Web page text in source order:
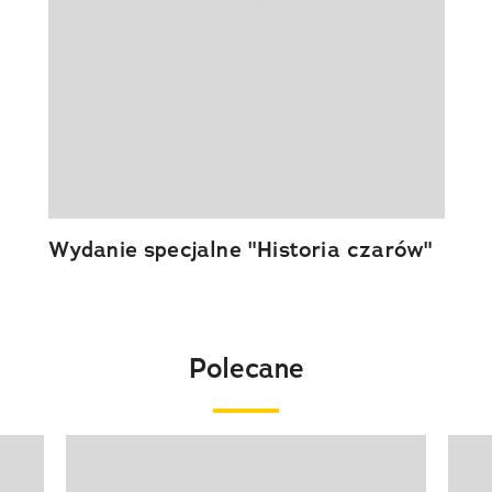
Wydanie specjalne "Historia czarów"
Polecane